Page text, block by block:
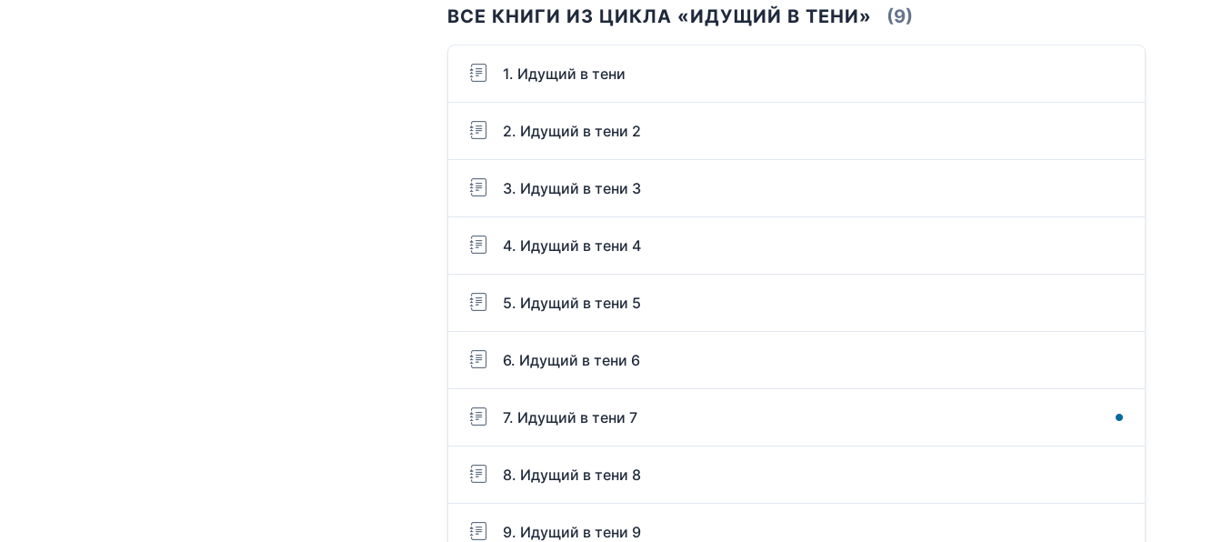
ВСЕ КНИГИ ИЗ ЦИКЛА «ИДУЩИЙ В ТЕНИ» (9)
1. Идущий в тени
2. Идущий в тени 2
3. Идущий в тени 3
4. Идущий в тени 4
5. Идущий в тени 5
6. Идущий в тени 6
7. Идущий в тени 7
8. Идущий в тени 8
9. Идущий в тени 9